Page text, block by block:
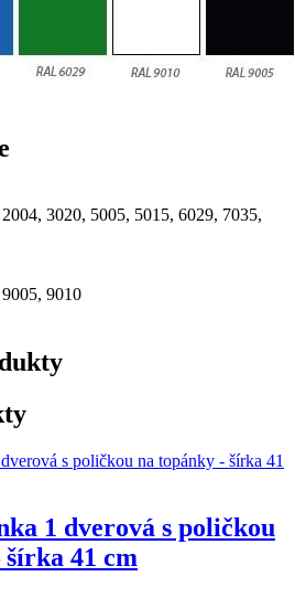
3020, 5005, 5015, 6029, 7035,
9010
1 dverová s poličkou
41 cm